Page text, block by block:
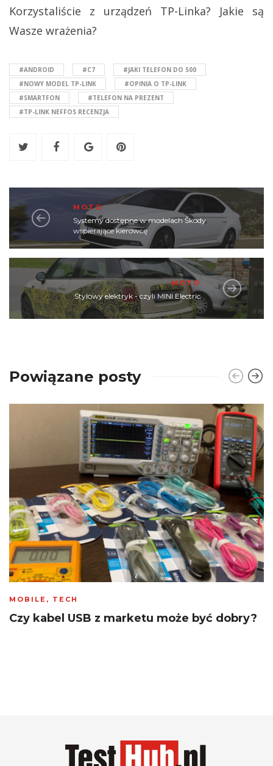
Korzystaliście z urządzeń TP-Linka? Jakie są
Wasze wrażenia?
#ANDROID #C7
#JAKI TELEFON DO 500
#NOWY MODEL TP-LINK
#OPINIA O TP-LINK
#SMARTFON
#TELEFON NA PREZENT
#TP-LINK NEFFOS RECENZJA
MOTO
Systemy dostępne w modelach Škody
wspierające kierowcę
MOTO
Stylowy elektryk - czyli MINI Electric
Powiązane posty
MOBILE , TECH
Czy kabel USB z marketu może być dobry?